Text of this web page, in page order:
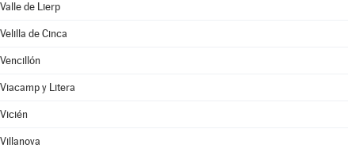
Valle de Lierp
Velilla de Cinca
Vencillón
Viacamp y Litera
Vicién
Villanova